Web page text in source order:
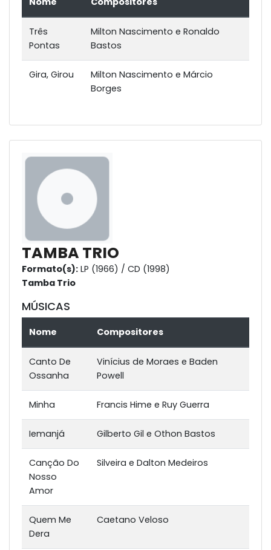
Três
Pontas
Milton Nascimento e Ronaldo
Bastos
Gira, Girou
Milton Nascimento e Márcio
Borges
TAMBA TRIO
Formato(s): LP (1966) / CD (1998)
Tamba Trio
MÚSICAS
Nome Compositores
Canto De
Ossanha
Vinícius de Moraes e Baden
Powell
Minha Francis Hime e Ruy Guerra
Iemanjá Gilberto Gil e Othon Bastos
Canção Do
Nosso
Amor
Silveira e Dalton Medeiros
Quem Me
Dera
Caetano Veloso